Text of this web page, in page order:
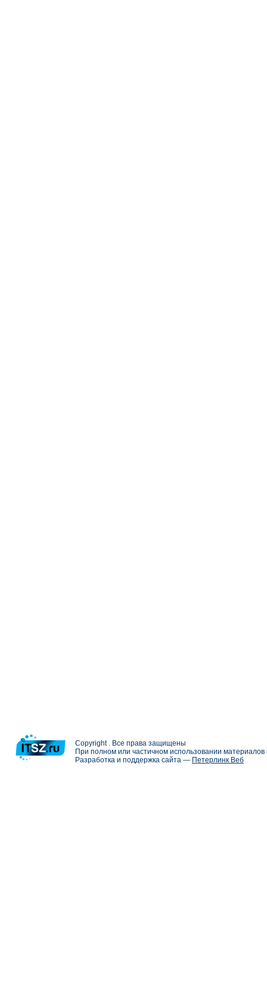
Copyright . Все права защищены
При полном или частичном использовании
Разработка и поддержка сайта — Петерлинк Веб